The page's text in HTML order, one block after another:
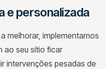
e personalizada
melhorar, implementamos
ao seu sítio ficar
intervenções pesadas de